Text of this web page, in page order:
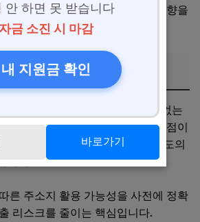
가 대출 심사에 미치는 부정적 영향을
니다.
소 활용 가능성과 제한점
어 개발처럼 제조 현장이 필요 없는
비교적 자유롭습니다. 반면, 음식점이
내 등록이 엄격히 제한되므로 별도의
다.
른 주소지 활용 가능성을 사전에 정확
리스크를 줄이는 핵심입니다.
안 하면 못 받습니다
자금 소진 시 마감
내 지원금 확인
바로가기